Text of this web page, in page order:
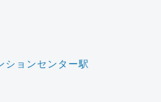
ションセンター駅